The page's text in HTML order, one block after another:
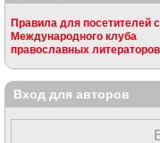
Правила для посетителей
Международного клуба
православных
Вход для авторов